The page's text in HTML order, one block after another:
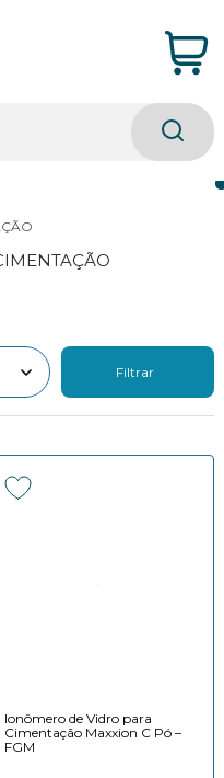
Filtrar
Ionômero de Vidro para
Cimentação Maxxion C Pó –
FGM